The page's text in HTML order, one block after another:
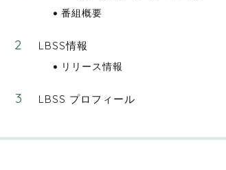
番組概要
LBSS情報
リリース情報
LBSS プロフィール